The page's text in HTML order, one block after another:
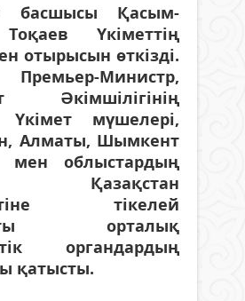
басшысы Қасым-
Үкіметтің
отырысын өткізді.
Министр,
Әкімшілігінің
Үкімет мүшелері,
Алматы, Шымкент
мен облыстардың
Қазақстан
тікелей
орталық
органдардың
қатысты.